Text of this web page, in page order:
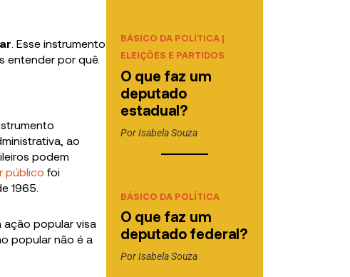
. Esse instrumento
entender por quê.
ao
podem
público foi
1965.
ação popular visa
popular não é a
BÁSICO DA POLÍTICA |
ELEIÇÕES E PARTIDOS
O que faz um
deputado
estadual?
PorIsabela Souza
BÁSICO DA POLÍTICA
O que faz um
deputado federal?
PorIsabela Souza